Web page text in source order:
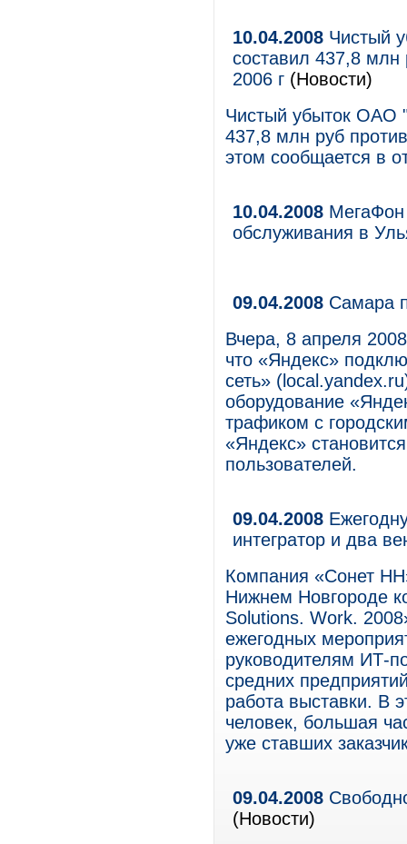
10.04.2008 Чистый
составил 437,8 млн
2006 г (Новости)
Чистый убыток ОАО
437,8 млн руб
этом сообщается в
10.04.2008
обслуживания в
09.04.2008 Самара
Вчера, 8 апреля
что «Яндекс»
сеть»
оборудование
трафиком с
«Яндекс»
пользователей.
09.04.2008
интегратор и два
Компания «Сонет
Нижнем Новгороде
Solutions. Work.
ежегодных
руководителям ИТ-
средних
работа выставки. В
человек, большая
уже ставших
09.04.2008
(Новости)